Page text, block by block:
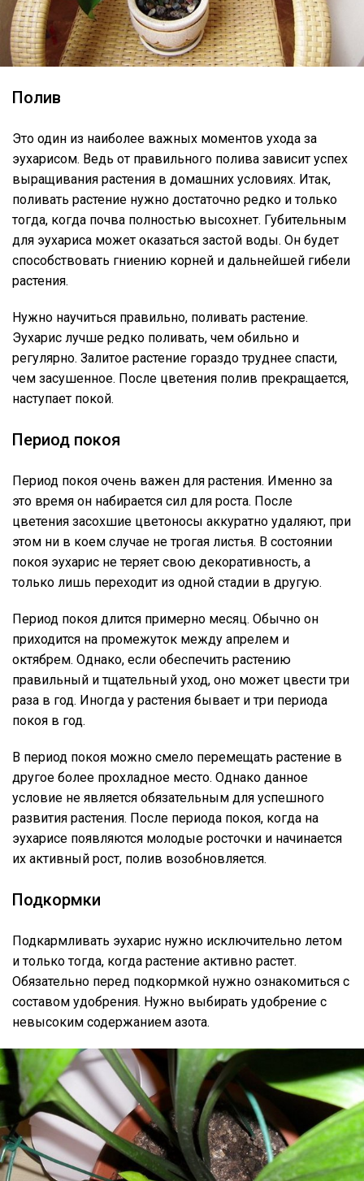
Полив
Это один из наиболее важных моментов ухода за
эухарисом. Ведь от правильного полива зависит успех
выращивания растения в домашних условиях. Итак,
поливать растение нужно достаточно редко и только
тогда, когда почва полностью высохнет. Губительным
для эухариса может оказаться застой воды. Он будет
способствовать гниению корней и дальнейшей гибели
растения.
Нужно научиться правильно, поливать растение.
Эухарис лучше редко поливать, чем обильно и
регулярно. Залитое растение гораздо труднее спасти,
чем засушенное. После цветения полив прекращается,
наступает покой.
Период покоя
Период покоя очень важен для растения. Именно за
это время он набирается сил для роста. После
цветения засохшие цветоносы аккуратно удаляют, при
этом ни в коем случае не трогая листья. В состоянии
покоя эухарис не теряет свою декоративность, а
только лишь переходит из одной стадии в другую.
Период покоя длится примерно месяц. Обычно он
приходится на промежуток между апрелем и
октябрем. Однако, если обеспечить растению
правильный и тщательный уход, оно может цвести три
раза в год. Иногда у растения бывает и три периода
покоя в год.
В период покоя можно смело перемещать растение в
другое более прохладное место. Однако данное
условие не является обязательным для успешного
развития растения. После периода покоя, когда на
эухарисе появляются молодые росточки и начинается
их активный рост, полив возобновляется.
Подкормки
Подкармливать эухарис нужно исключительно летом
и только тогда, когда растение активно растет.
Обязательно перед подкормкой нужно ознакомиться с
составом удобрения. Нужно выбирать удобрение с
невысоким содержанием азота.